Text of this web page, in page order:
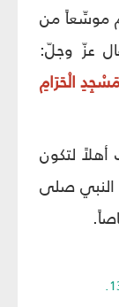
موسِّعاً من
عزّ وجلّ:
الْحَرَامِ
لتكون
النبي صلى